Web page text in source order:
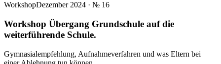
WorkshopDezember 2024 · № 16
Workshop Übergang Grundschule auf die
weiterführende Schule.
Gymnasialempfehlung, Aufnahmeverfahren und was Eltern bei